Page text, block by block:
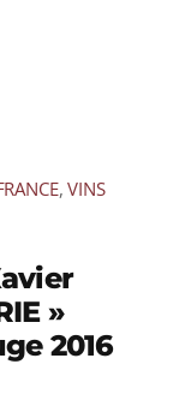
,VINS
»
2016